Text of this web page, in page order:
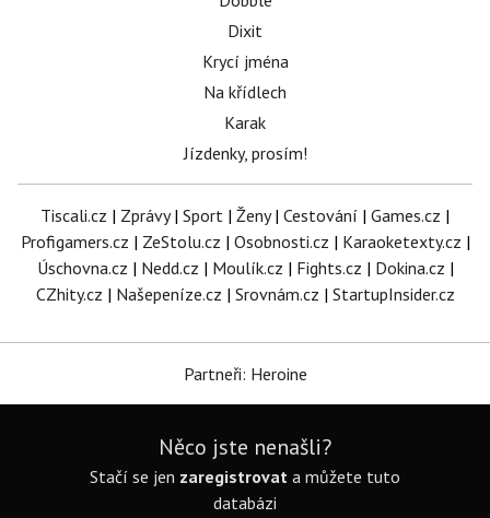
Dixit
Krycí jména
Na křídlech
Karak
Jízdenky, prosím!
Tiscali.cz | Zprávy| Sport | Ženy| Cestování | Games.cz |
Profigamers.cz | ZeStolu.cz | Osobnosti.cz | Karaoketexty.cz |
Úschovna.cz | Nedd.cz | Moulík.cz | Fights.cz | Dokina.cz |
CZhity.cz | Našepeníze.cz | Srovnám.cz | StartupInsider.cz
Partneři: Heroine
Něco jste nenašli?
Stačí se jen zaregistrovat a můžete tuto
databázi